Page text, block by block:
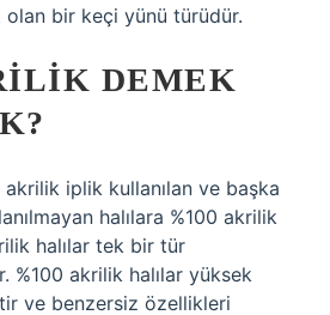
bir keçi yünü türüdür.
DEMEK
iplik kullanılan ve başka
halılara %100 akrilik
halılar tek bir tür
%100 akrilik halılar yüksek
ve benzersiz özellikleri